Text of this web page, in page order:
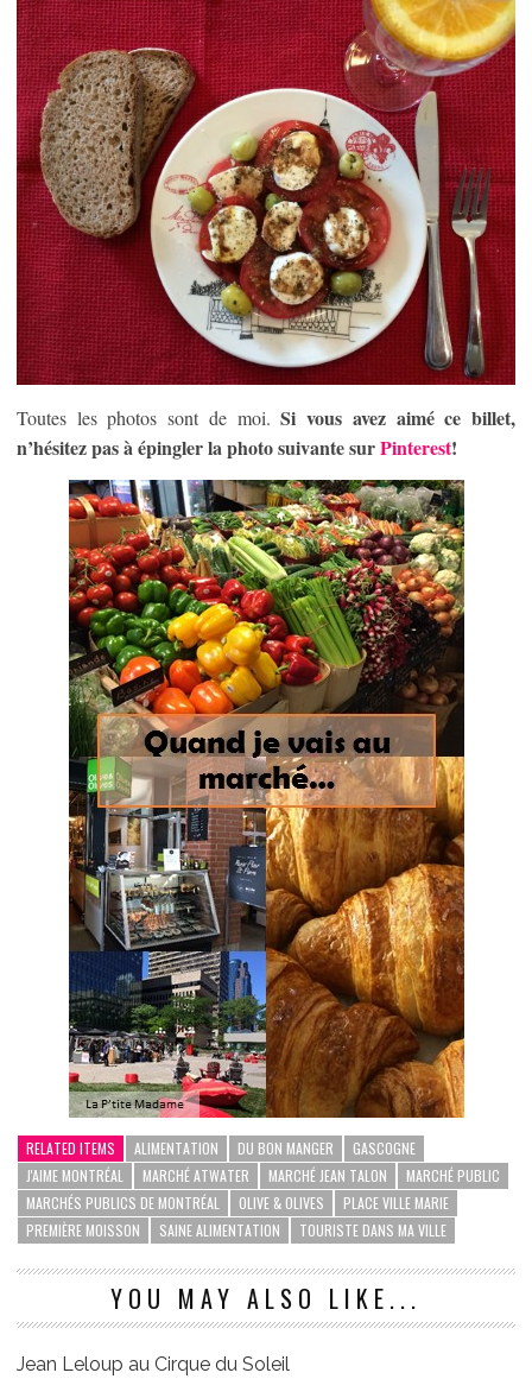
Toutes les photos sont de moi.Si vous avez aimé ce billet,
n’hésitez pas à épingler la photo suivante surPinterest!
RELATED ITEMS ALIMENTATION DU BON MANGER
GASCOGNE
J'AIME MONTRÉAL
MARCHÉ ATWATER MARCHÉ JEAN TALON
MARCHÉ PUBLIC
MARCHÉS PUBLICS DE MONTRÉAL
OLIVE & OLIVES
PLACE VILLE MARIE
PREMIÈRE MOISSON
SAINE ALIMENTATION TOURISTE DANS MA VILLE
YOU MAY ALSO LIKE...
Jean Leloup au Cirque du Soleil